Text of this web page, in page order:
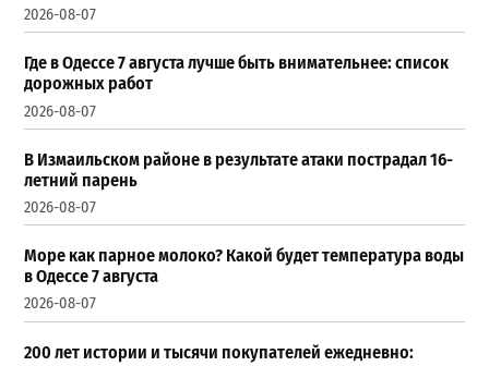
2026-08-07
Где в Одессе 7 августа лучше быть внимательнее: список
дорожных работ
2026-08-07
В Измаильском районе в результате атаки пострадал 16-
летний парень
2026-08-07
Море как парное молоко? Какой будет температура воды
в Одессе 7 августа
2026-08-07
200 лет истории и тысячи покупателей ежедневно: